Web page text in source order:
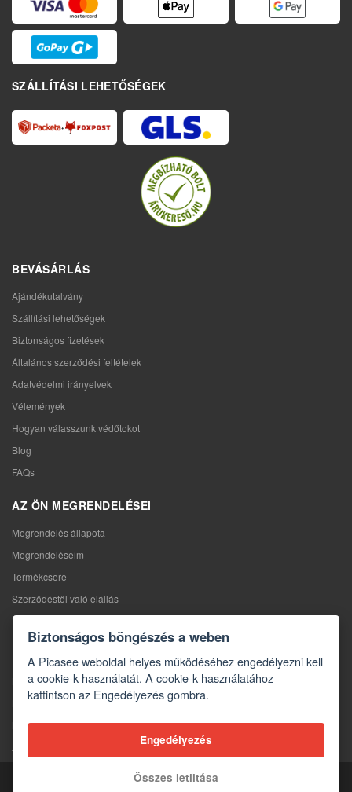
SZÁLLÍTÁSI LEHETŐSÉGEK
BEVÁSÁRLÁS
Ajándékutalvány
Szállítási lehetőségek
Biztonságos fizetések
Általános szerződési feltételek
Adatvédelmi irányelvek
Vélemények
Hogyan válasszunk védőtokot
Blog
FAQs
AZ ÖN MEGRENDELÉSEI
Megrendelés állapota
Megrendeléseim
Termékcsere
Szerződéstől való elállás
Reklamáció
Kapcsolat
Kapcsolatfelvételi űrlap
Nagykereskedelem
A média rólunk
Copyright © 2026 Picasee
Biztonságos böngészés a weben
A Picasee weboldal helyes működéséhez engedélyezni kell
a cookie-k használatát. A cookie-k használatához
kattintson az Engedélyezés gombra.
Engedélyezés
Összes letiltása